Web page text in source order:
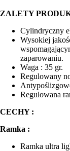
ZALETY
Cylindryczny
Wysokiej
zaparowaniu.
Waga : 35 gr.
Regulowany
Regulowana
CECHY :
Ramka :
Ramka ultra